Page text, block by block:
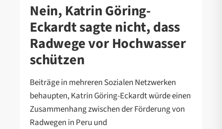
Nein, Katrin Göring-
Eckardt sagte nicht, dass
Radwege vor Hochwasser
schützen
Beiträge in mehreren Sozialen Netzwerken
behaupten, Katrin Göring-Eckardt würde einen
Zusammenhang zwischen der Förderung von
Radwegen in Peru und